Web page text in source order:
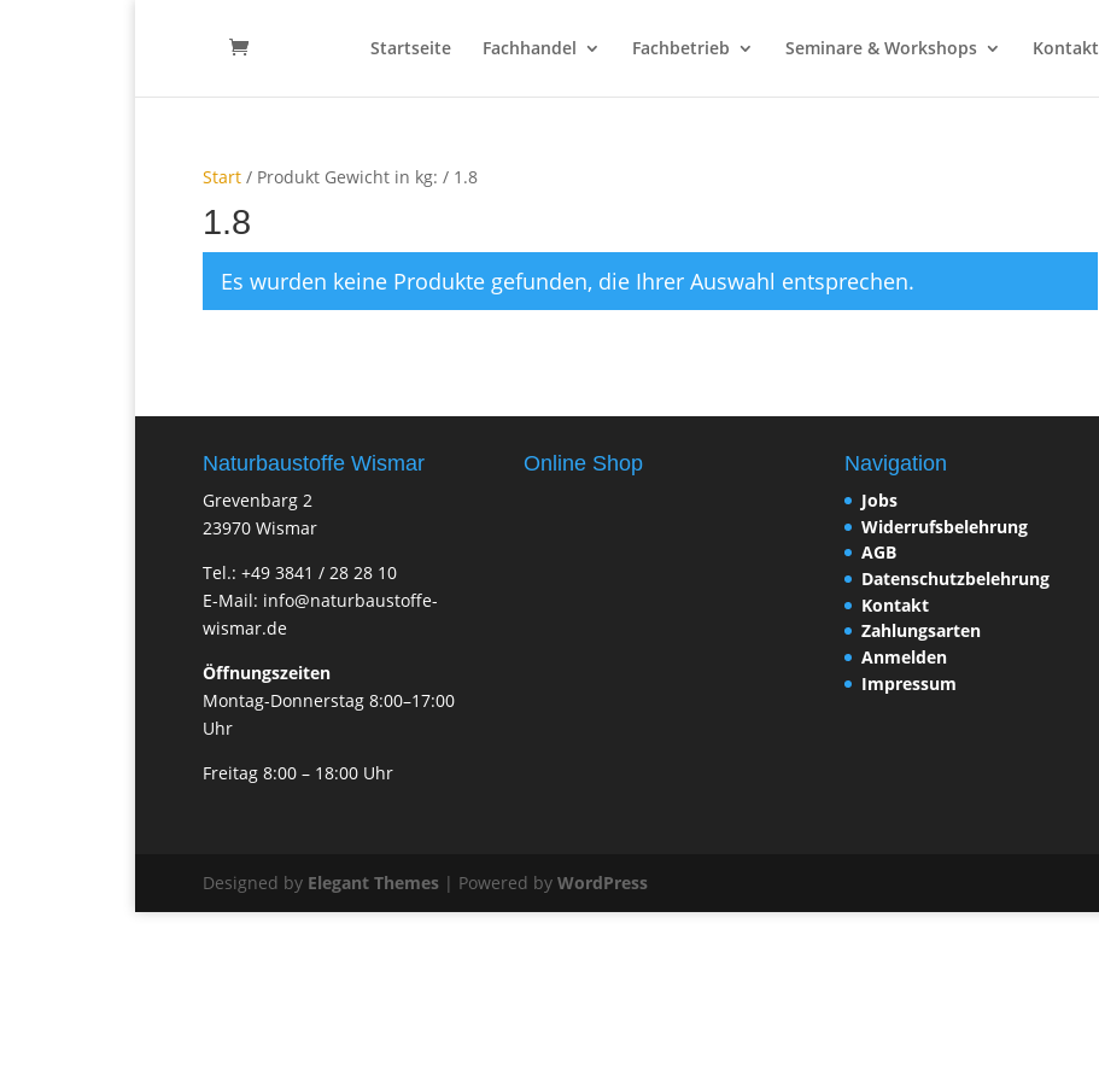
Startseite Fachhandel Fachbetrieb Seminare & Workshops Kontakt
Start / Produkt Gewicht in kg: / 1.8
1.8
Es wurden keine Produkte gefunden, die Ihrer Auswahl entsprechen.
Naturbaustoffe Wismar
Grevenbarg 2
23970 Wismar
Tel.: +49 3841 / 28 28 10
E-Mail: info@naturbaustoffe-
wismar.de
Öffnungszeiten
Montag-Donnerstag 8:00–17:00
Uhr
Freitag 8:00 – 18:00 Uhr
Online Shop Navigation
Jobs
Widerrufsbelehrung
AGB
Datenschutzbelehrung
Kontakt
Zahlungsarten
Anmelden
Impressum
Designed by Elegant Themes | Powered by WordPress